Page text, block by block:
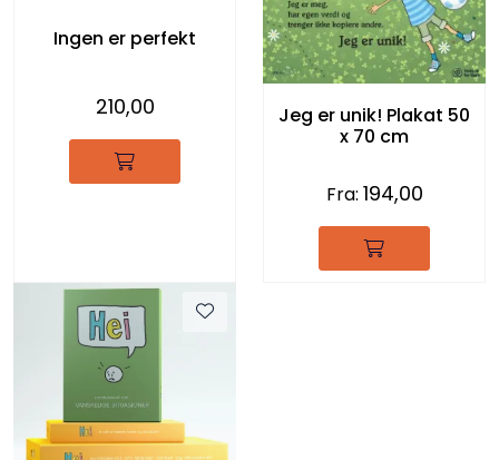
Ingen er perfekt
210,00
Jeg er unik! Plakat 50
x 70 cm
Fra: 194,00